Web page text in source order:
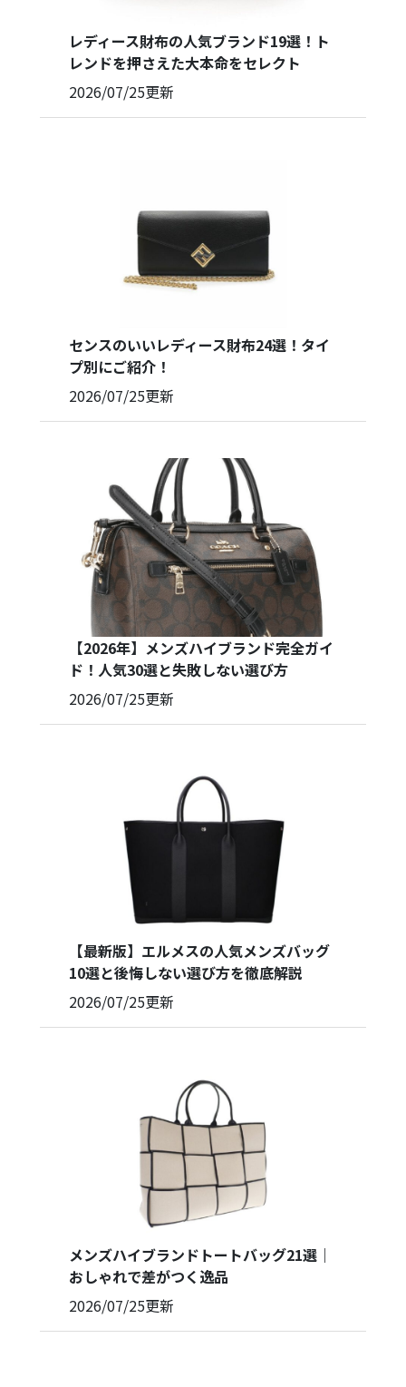
レディース財布の人気ブランド19選！ト
レンドを押さえた大本命をセレクト
2026/07/25更新
センスのいいレディース財布24選！タイ
プ別にご紹介！
2026/07/25更新
【2026年】メンズハイブランド完全ガイ
ド！人気30選と失敗しない選び方
2026/07/25更新
【最新版】エルメスの人気メンズバッグ
10選と後悔しない選び方を徹底解説
2026/07/25更新
メンズハイブランドトートバッグ21選｜
おしゃれで差がつく逸品
2026/07/25更新